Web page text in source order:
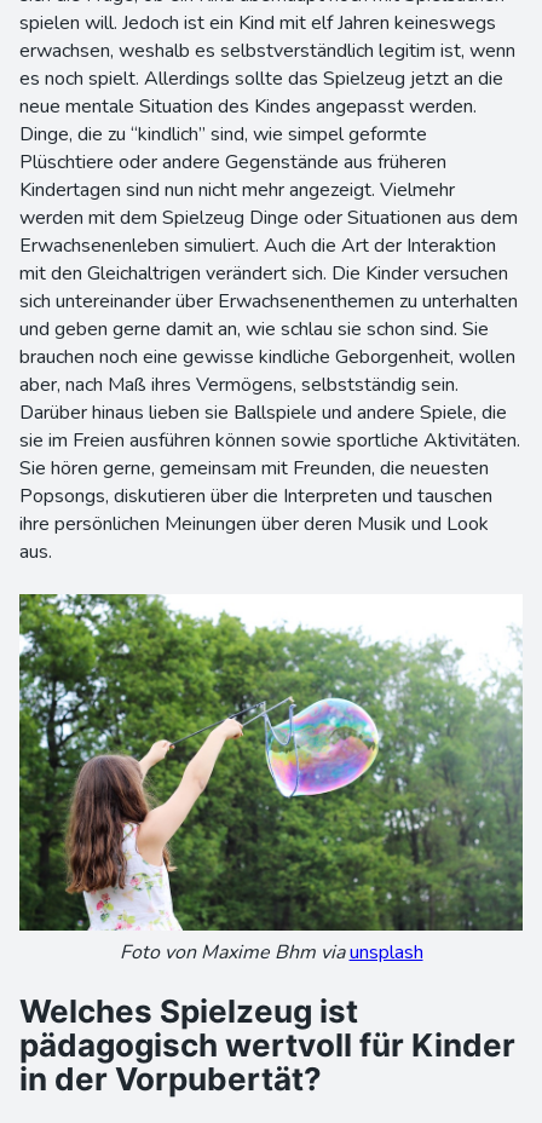
spielen will. Jedoch ist ein Kind mit elf Jahren keineswegs
erwachsen, weshalb es selbstverständlich legitim ist, wenn
es noch spielt. Allerdings sollte das Spielzeug jetzt an die
neue mentale Situation des Kindes angepasst werden.
Dinge, die zu “kindlich” sind, wie simpel geformte
Plüschtiere oder andere Gegenstände aus früheren
Kindertagen sind nun nicht mehr angezeigt. Vielmehr
werden mit dem Spielzeug Dinge oder Situationen aus dem
Erwachsenenleben simuliert. Auch die Art der Interaktion
mit den Gleichaltrigen verändert sich. Die Kinder versuchen
sich untereinander über Erwachsenenthemen zu unterhalten
und geben gerne damit an, wie schlau sie schon sind. Sie
brauchen noch eine gewisse kindliche Geborgenheit, wollen
aber, nach Maß ihres Vermögens, selbstständig sein.
Darüber hinaus lieben sie Ballspiele und andere Spiele, die
sie im Freien ausführen können sowie sportliche Aktivitäten.
Sie hören gerne, gemeinsam mit Freunden, die neuesten
Popsongs, diskutieren über die Interpreten und tauschen
ihre persönlichen Meinungen über deren Musik und Look
aus.
Foto von Maxime Bhm via unsplash
Welches Spielzeug ist
pädagogisch wertvoll für Kinder
in der Vorpubertät?